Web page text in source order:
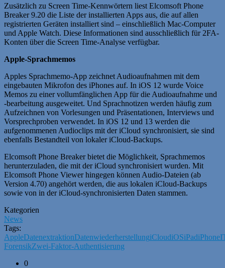
Zusätzlich zu Screen Time-Kennwörtern liest Elcomsoft Phone
Breaker 9.20 die Liste der installierten Apps aus, die auf allen
registrierten Geräten installiert sind – einschließlich Mac-Computer
und Apple Watch. Diese Informationen sind ausschließlich für 2FA-
Konten über die Screen Time-Analyse verfügbar.
Apple-Sprachmemos
Apples Sprachmemo-App zeichnet Audioaufnahmen mit dem
eingebauten Mikrofon des iPhones auf. In iOS 12 wurde Voice
Memos zu einer vollumfänglichen App für die Audioaufnahme und
-bearbeitung ausgeweitet. Und Sprachnotizen werden häufig zum
Aufzeichnen von Vorlesungen und Präsentationen, Interviews und
Vorsprechproben verwendet. In iOS 12 und 13 werden die
aufgenommenen Audioclips mit der iCloud synchronisiert, sie sind
ebenfalls Bestandteil von lokaler iCloud-Backups.
Elcomsoft Phone Breaker bietet die Möglichkeit, Sprachmemos
herunterzuladen, die mit der iCloud synchronisiert wurden. Mit
Elcomsoft Phone Viewer hingegen können Audio-Dateien (ab
Version 4.70) angehört werden, die aus lokalen iCloud-Backups
sowie von in der iCloud-synchronisierten Daten stammen.
Kategorien
News
Tags:
AppleDatenextraktionDatenwiederherstellungiCloudiOSiPadiPhone
ForensikZwei-Faktor-Authentisierung
0